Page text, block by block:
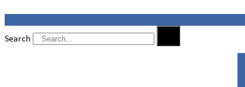
contenido
Search